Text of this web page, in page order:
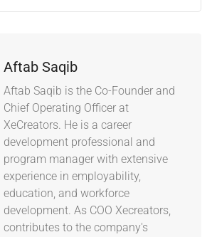
Aftab Saqib
Aftab Saqib is the Co-Founder and
Chief Operating Officer at
XeCreators. He is a career
development professional and
program manager with extensive
experience in employability,
education, and workforce
development. As COO Xecreators,
contributes to the company's